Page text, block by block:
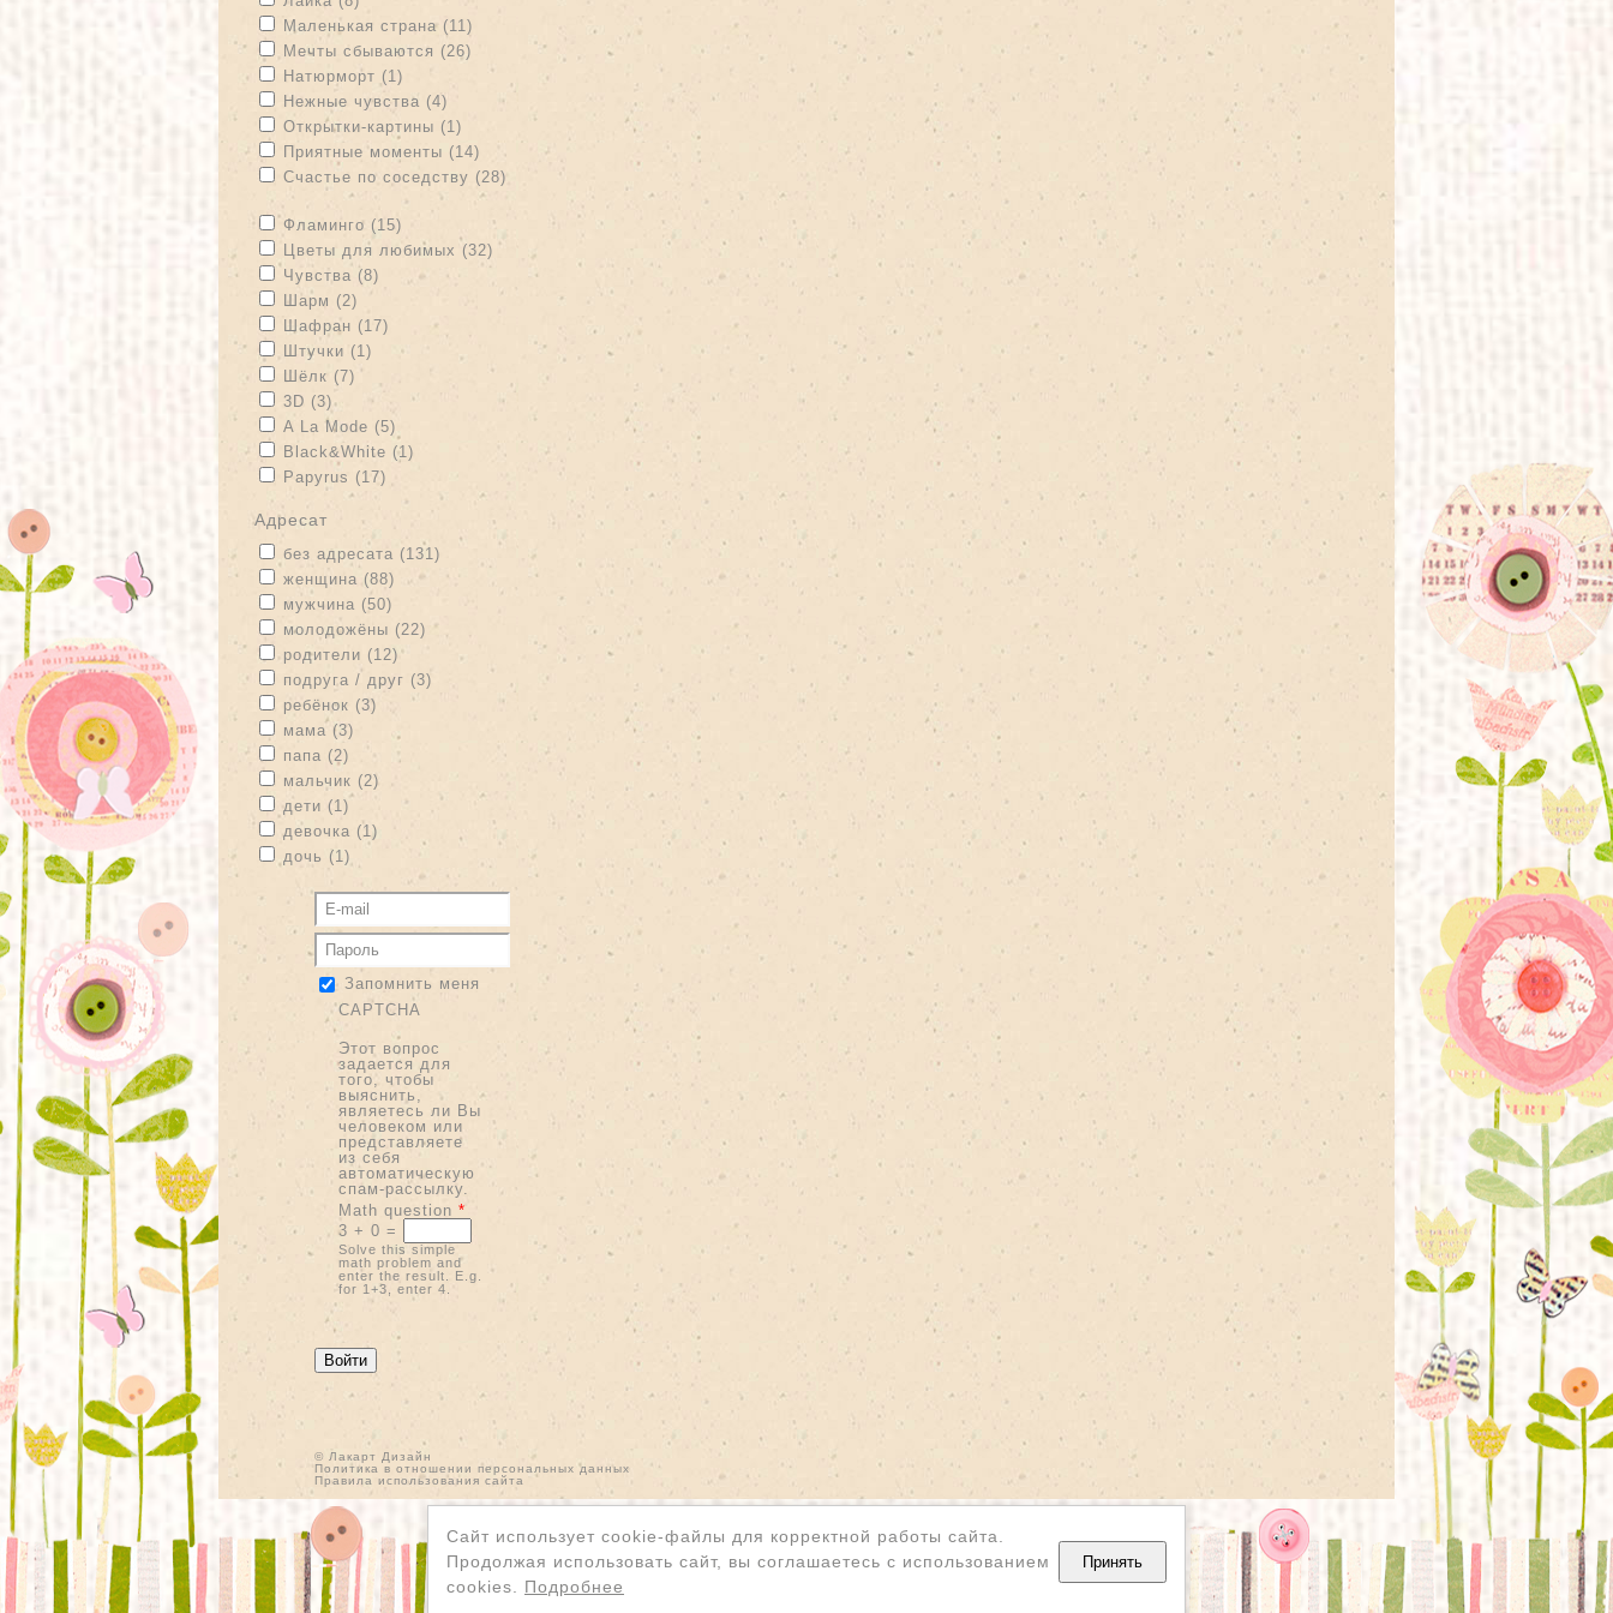
Apply Маленькая страна filter
Маленькая страна (11) Apply Маленькая страна filter
Apply Мечты сбываются filter
Мечты сбываются (26) Apply Мечты сбываются filter
Apply Натюрморт filter
Натюрморт (1) Apply Натюрморт filter
Apply Нежные чувства filter
Нежные чувства (4) Apply Нежные чувства filter
Apply Открытки-картины filter
Открытки-картины (1) Apply Открытки-картины filter
Apply Приятные моменты filter
Приятные моменты (14) Apply Приятные моменты filter
Apply Счастье по соседству filter
Счастье по соседству (28)
Apply Счастье по соседству filter
Apply Фламинго filter
Фламинго (15) Apply Фламинго filter
Apply Цветы для любимых filter
Цветы для любимых (32) Apply Цветы для любимых filter
Apply Чувства filter
Чувства (8) Apply Чувства filter
Apply Шарм filter
Шарм (2)
Apply Шафран filter
Шафран (17) Apply Шафран filter
Apply Штучки filter
Штучки (1) Apply Штучки filter
Apply Шёлк filter
Шёлк (7) Apply Шёлк filter
Apply 3D filter
3D (3) Apply 3D filter
Apply A La Mode filter
A La Mode (5) Apply A La Mode filter
Apply Black&White filter
Black&White (1) Apply Black&White filter
Apply Papyrus filter
Papyrus (17)
адресат
Apply без адресата filter
без адресата (131) Apply без адресата filter
Apply женщина filter
женщина (88) Apply женщина filter
Apply мужчина filter
мужчина (50)
Apply молодожёны filter
молодожёны (22) Apply молодожёны filter
Apply родители filter
родители (12) Apply родители filter
Apply подруга / друг filter
подруга / друг (3) Apply подруга / друг filter
Apply ребёнок filter
ребёнок (3) Apply ребёнок filter
Apply мама filter
мама (3)
Apply папа filter
папа (2) Apply папа filter
Apply мальчик filter
мальчик (2)
Apply дети filter
дети (1) Apply дети filter
Apply девочка filter
девочка (1) Apply девочка filter
Apply дочь filter
дочь (1)
Запомнить меня
CAPTCHA
Этот вопрос
задается для
того, чтобы
выяснить,
являетесь ли Вы
человеком или
представляете
из себя
автоматическую
спам-рассылку.
Math question *
3 + 0 =
Solve this simple
math problem and
enter the result. E.g.
for 1+3, enter 4.
© Лакарт Дизайн
Политика в отношении персональных данных
Правила использования сайта
Сайт использует cookie-файлы для корректной работы сайта.
Продолжая использовать сайт, вы соглашаетесь с использованием
cookies. Подробнее
Принять